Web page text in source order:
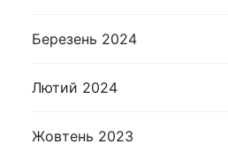
Березень 2024
Лютий 2024
Жовтень 2023